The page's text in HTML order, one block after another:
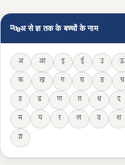
🔤अ से ज्ञ तक के बच्चों के नाम
अ आ इ ई उ ऊ
क
ख ग घ ङ च
ड
ढ ण त थ द
म
य र ल व श
ज्ञ